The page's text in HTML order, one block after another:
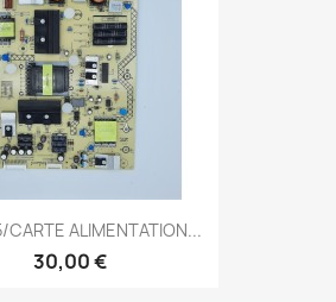
ALIMENTATION...
30,00 €